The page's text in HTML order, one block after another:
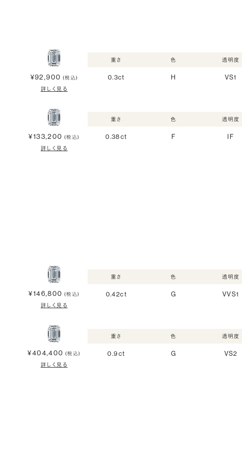
¥92,900 (税込)
詳しく見る
重さ
0.3ct
色
H
透明度
VS1
¥133,200 (税込)
詳しく見る
重さ
0.38ct
色
F
透明度
IF
¥146,800 (税込)
詳しく見る
重さ
0.42ct
色
G
透明度
VVS1
¥404,400 (税込)
詳しく見る
重さ
0.9ct
色
G
透明度
VS2